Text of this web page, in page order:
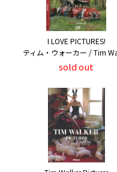
I LOVE PICTURES!
ティム・ウォーカー / Tim
sold out